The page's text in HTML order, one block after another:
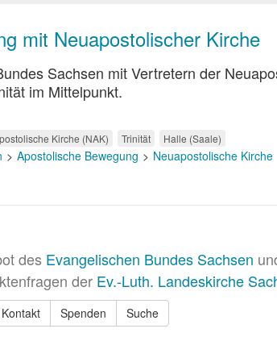
mit Neuapostolischer Kirche
Sachsen mit Vertretern der
im Mittelpunkt.
Kirche (NAK) Trinität Halle (Saale)
Apostolische Bewegung Neuapostolische Kirche
des Evangelischen Bundes Sachsen
der Ev.-Luth. Landeskirche
Kontakt Spenden Suche